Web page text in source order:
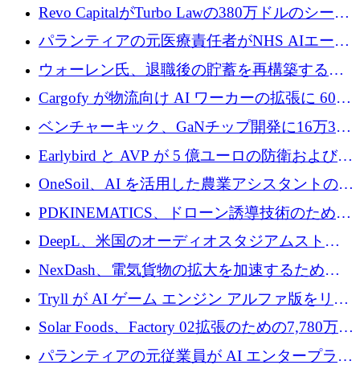
で成長を促進
Revo CapitalがTurbo Lawの380万ドルのシード
ラウンドを主導し、訴訟プラットフォームを
パランティアの元医療責任者がNHS AIエージ
ェントの立ち上げに1,000万ポンドを調達
ウォーレン氏、退職後の貯蓄を再構築するた
めに1,000万ユーロを調達
Cargofy が物流向け AI ワーカーの拡張に 600
万ドルを獲得
ベンチャーキック、GaNチップ開発に16万3千
ユーロでMinisaを支援
Earlybird と AVP が 5 億ユーロの防衛および二
重用途の成長基金である E2D を立ち上げる
OneSoil、AI を活用した農業アシスタントの拡
大に​​ 100 万ユーロを確保
PDKINEMATICS、ドローン誘導技術のために
200 万ユーロを調達
DeepL、米国のオーディオスタジアムストリ
ーミング事業Mixhaloを買収
NexDash、電気貨物の拡大を加速するために
EIT Urban Mobilityから250万ユーロを確保
Tryll が AI ゲーム エンジン アルファ版をリリ
ースし、60 万ドルのプレシード資金を確保
Solar Foods、Factory 02拡張のための7,780万ユ
ーロの資金調達パッケージを獲得
パランティアの元従業員が AI エンタープライ